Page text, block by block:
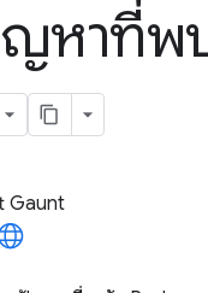
หาที่พบ
Gaunt